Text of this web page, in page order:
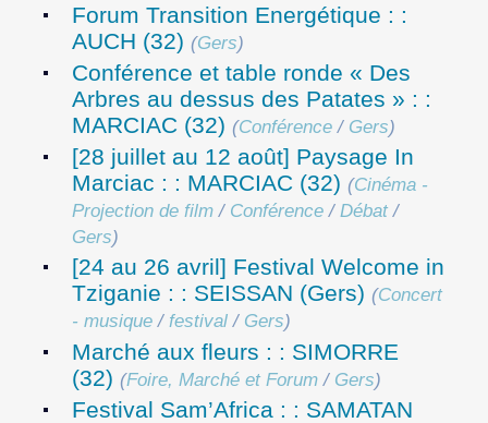
Forum Transition Energétique : :
AUCH (32) (Gers)
Conférence et table ronde « Des
Arbres au dessus des Patates » : :
MARCIAC (32) (Conférence / Gers)
[28 juillet au 12 août] Paysage In
Marciac : : MARCIAC (32) (Cinéma -
Projection de film / Conférence / Débat/
Gers)
[24 au 26 avril] Festival Welcome in
Tziganie : : SEISSAN (Gers) (Concert
- musique / festival / Gers)
Marché aux fleurs : : SIMORRE
(32) (Foire, Marché et Forum / Gers)
Festival Sam’Africa : : SAMATAN